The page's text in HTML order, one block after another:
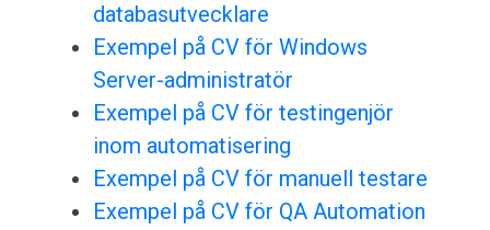
databasutvecklare
Exempel på CV för Windows
Server-administratör
Exempel på CV för testingenjör
inom automatisering
Exempel på CV för manuell testare
Exempel på CV för QA Automation